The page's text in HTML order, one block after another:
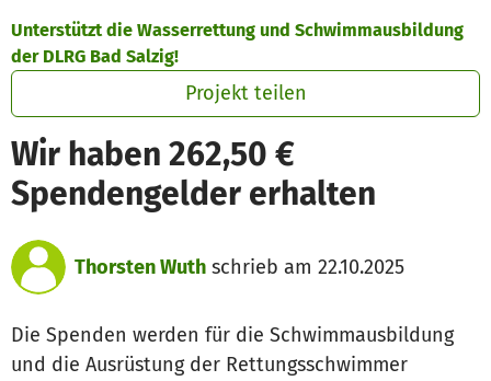
Unterstützt die Wasserrettung und Schwimmausbildung
der DLRG Bad Salzig!
Projekt teilen
Wir haben 262,50 €
Spendengelder erhalten
Thorsten Wuth schrieb am 22.10.2025
Die Spenden werden für die Schwimmausbildung
und die Ausrüstung der Rettungsschwimmer